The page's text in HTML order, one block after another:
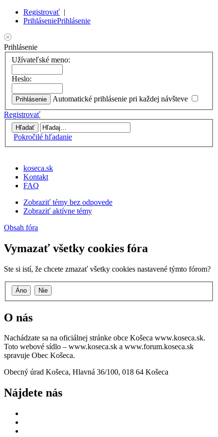
Registrovať |
PrihláseniePrihlásenie
Prihlásenie
Užívateľské meno:
Heslo:
Automatické prihlásenie pri každej návšteve
Registrovať
Pokročilé hľadanie
koseca.sk
Kontakt
FAQ
Zobraziť témy bez odpovede
Zobraziť aktívne témy
Obsah fóra
Vymazať všetky cookies fóra
Ste si istí, že chcete zmazať všetky cookies nastavené týmto fórom?
O nás
Nachádzate sa na oficiálnej stránke obce Košeca www.koseca.sk.
Toto webové sídlo – www.koseca.sk a www.forum.koseca.sk
spravuje Obec Košeca.
Obecný úrad Košeca, Hlavná 36/100, 018 64 Košeca
Nájdete nás